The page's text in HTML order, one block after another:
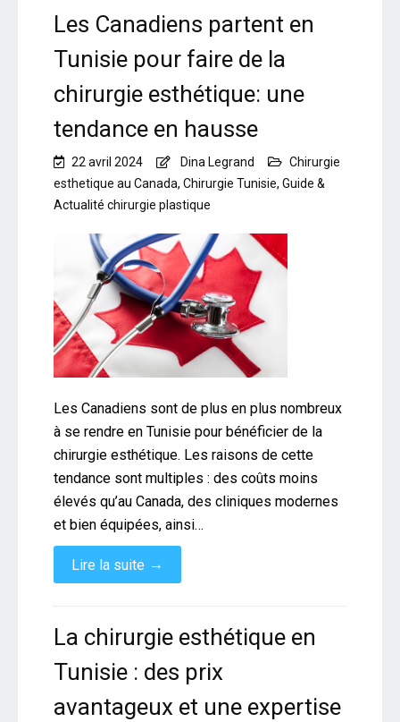
Les Canadiens partent en
Tunisie pour faire de la
chirurgie esthétique: une
tendance en hausse
22 avril 2024 Dina Legrand
Chirurgie
esthetique au Canada, Chirurgie Tunisie, Guide &
Actualité chirurgie plastique
Les Canadiens sont de plus en plus nombreux
à se rendre en Tunisie pour bénéficier de la
chirurgie esthétique. Les raisons de cette
tendance sont multiples : des coûts moins
élevés qu’au Canada, des cliniques modernes
et bien équipées, ainsi…
Lire la suite →
La chirurgie esthétique en
Tunisie : des prix
avantageux et une expertise